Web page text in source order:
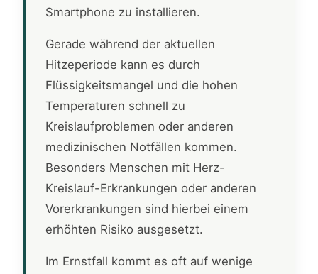
Smartphone zu installieren.
Gerade während der aktuellen
Hitzeperiode kann es durch
Flüssigkeitsmangel und die hohen
Temperaturen schnell zu
Kreislaufproblemen oder anderen
medizinischen Notfällen kommen.
Besonders Menschen mit Herz-
Kreislauf-Erkrankungen oder anderen
Vorerkrankungen sind hierbei einem
erhöhten Risiko ausgesetzt.
Im Ernstfall kommt es oft auf wenige